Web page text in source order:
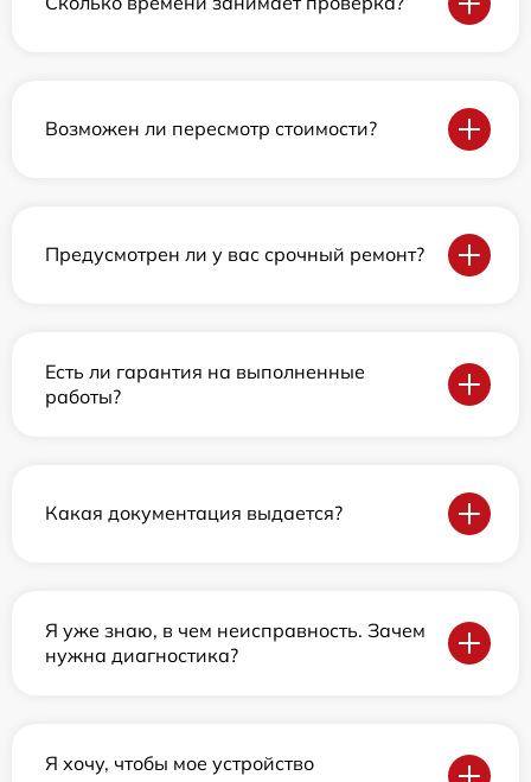
Возможен ли пересмотр стоимости?
Предусмотрен ли у вас срочный ремонт?
Есть ли гарантия на выполненные
работы?
Какая документация выдается?
Я уже знаю, в чем неисправность. Зачем
нужна диагностика?
Я хочу, чтобы мое устройство